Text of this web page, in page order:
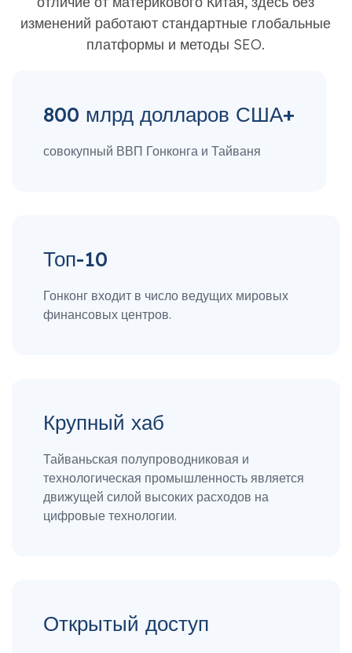
изменений работают стандартные глобальные
платформы и методы SEO.
800 млрд долларов США+
совокупный ВВП Гонконга и Тайваня
Топ-10
Гонконг входит в число ведущих мировых
финансовых центров.
Крупный хаб
Тайваньская полупроводниковая и
технологическая промышленность является
движущей силой высоких расходов на
цифровые технологии.
Открытый доступ